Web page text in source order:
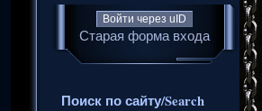
Войти через uID
Старая форма входа
Поиск по сайту/Search